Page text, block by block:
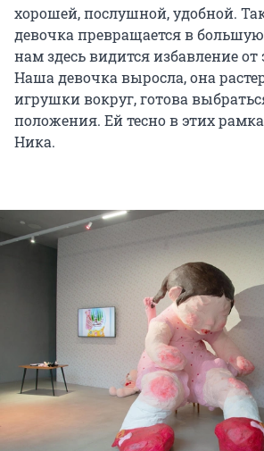
хорошей, послушной, удобной.
девочка превращается в
нам здесь видится избавление от
Наша девочка выросла, она
игрушки вокруг, готова
положения. Ей тесно в этих
Ника.